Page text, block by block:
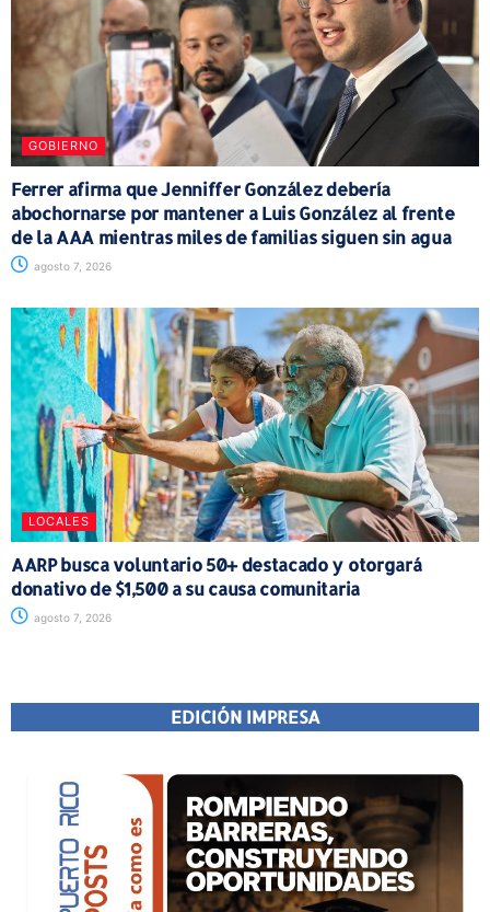
GOBIERNO
Ferrer afirma que Jenniffer González debería
abochornarse por mantener a Luis González al frente
de la AAA mientras miles de familias siguen sin agua
agosto 7, 2026
LOCALES
AARP busca voluntario 50+ destacado y otorgará
donativo de $1,500 a su causa comunitaria
agosto 7, 2026
EDICIÓN IMPRESA